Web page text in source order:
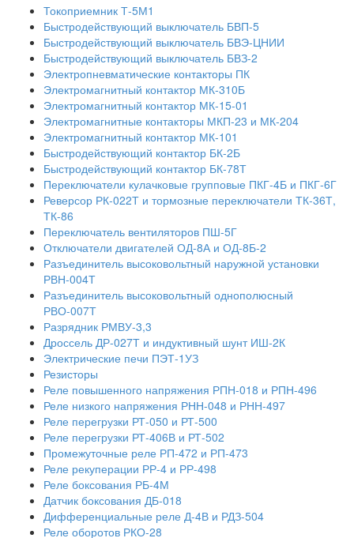
Токоприемник Т-5М1
Быстродействующий выключатель БВП-5
Быстродействующий выключатель БВЭ-ЦНИИ
Быстродействующий выключатель БВЗ-2
Электропневматические контакторы ПК
Электромагнитный контактор МК-310Б
Электромагнитный контактор МК-15-01
Электромагнитные контакторы МКП-23 и МК-204
Электромагнитный контактор МК-101
Быстродействующий контактор БК-2Б
Быстродействующий контактор БК-78Т
Переключатели кулачковые групповые ПКГ-4Б и ПКГ-6Г
Реверсор РК-022Т и тормозные переключатели ТК-36Т,
ТК-86
Переключатель вентиляторов ПШ-5Г
Отключатели двигателей ОД-8А и ОД-8Б-2
Разъединитель высоковольтный наружной установки
РВН-004Т
Разъединитель высоковольтный однополюсный
РВО-007Т
Разрядник РМВУ-3,3
Дроссель ДР-027Т и индуктивный шунт ИШ-2К
Электрические печи ПЭТ-1УЗ
Резисторы
Реле повышенного напряжения РПН-018 и РПН-496
Реле низкого напряжения РНН-048 и РНН-497
Реле перегрузки РТ-050 и РТ-500
Реле перегрузки РТ-406В и РТ-502
Промежуточные реле РП-472 и РП-473
Реле рекуперации РР-4 и РР-498
Реле боксования РБ-4М
Датчик боксования ДБ-018
Дифференциальные реле Д-4В и РДЗ-504
Реле оборотов РКО-28